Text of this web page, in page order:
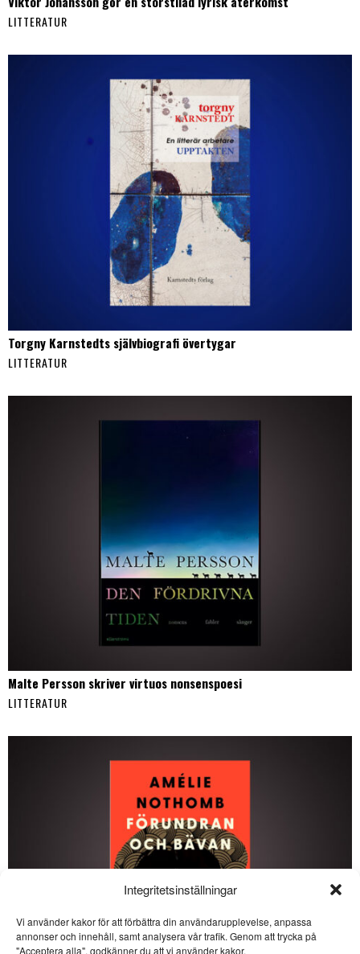
Integritetsinställningar
Vi använder kakor för att förbättra din användarupplevelse, anpassa
annonser och innehåll, samt analysera vår trafik. Genom att trycka på
"Acceptera alla", godkänner du att vi använder kakor.
LITTERATUR
Torgny Karnstedts självbiografi övertygar
LITTERATUR
Malte Persson skriver virtuos nonsenspoesi
LITTERATUR
SE ÄVEN